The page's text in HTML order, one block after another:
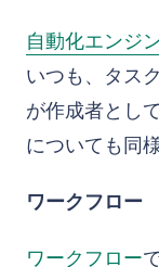
自動化エンジ
いつも、タス
が作成者とし
についても同様
ワークフロー
ワークフロー